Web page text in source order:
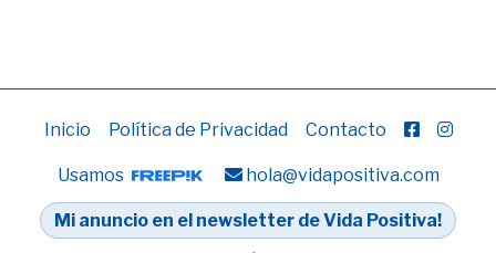
Inicio Política de Privacidad Contacto
Usamos hola@vidapositiva.com
Mi anuncio en el newsletter de Vida Positiva!